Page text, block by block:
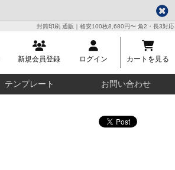
封筒印刷 通販｜格安100枚8,680円〜 角2・長3対応
新規会員登録 ログイン カートを見る
テンプレート お問い合わせ